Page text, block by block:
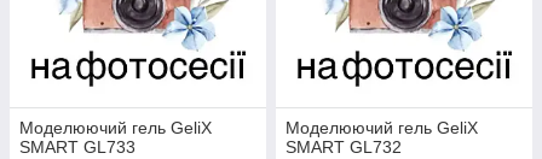
Моделюючий гель GeliX
SMART GL733
Моделюючий гель GeliX
SMART GL732